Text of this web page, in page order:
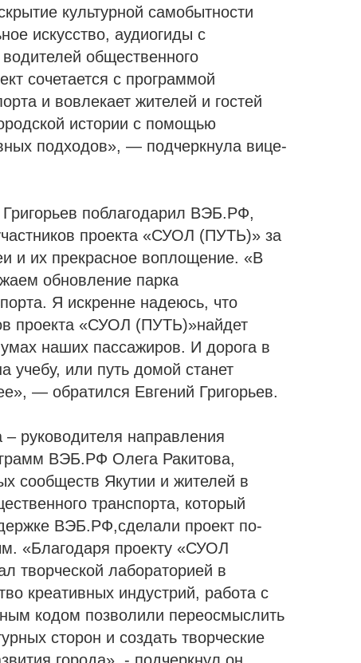
культурной самобытности
искусство, аудиогиды с
общественного
сочетается с программой
и вовлекает жителей и гостей
истории с помощью
подходов», — подчеркнула вице-
поблагодарил ВЭБ.РФ,
проекта «СУОЛ (ПУТЬ)» за
и их прекрасное воплощение. «В
обновление парка
Я искренне надеюсь, что
проекта «СУОЛ (ПУТЬ)»найдет
наших пассажиров. И дорога в
учебу, или путь домой станет
— обратился Евгений Григорьев.
руководителя направления
ВЭБ.РФ Олега Ракитова,
сообществ Якутии и жителей в
транспорта, который
ВЭБ.РФ,сделали проект по-
«Благодаря проекту «СУОЛ
творческой лабораторией в
креативных индустрий, работа с
кодом позволили переосмыслить
сторон и создать творческие